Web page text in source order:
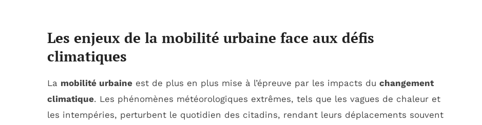
Les enjeux de la mobilité urbaine face aux défis
climatiques
La mobilité urbaine est de plus en plus mise à l’épreuve par les impacts du changement
climatique. Les phénomènes météorologiques extrêmes, tels que les vagues de chaleur et
les intempéries, perturbent le quotidien des citadins, rendant leurs déplacements souvent